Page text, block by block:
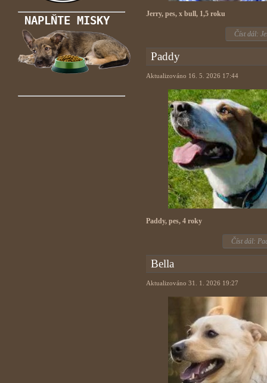
NAPLŇTE MISKY
Jerry, pes, x bull, 1,5 roku
Číst dál:
Paddy
Aktualizováno 16. 5. 2026 17:44
Paddy, pes, 4 roky
Číst dál:
Bella
Aktualizováno 31. 1. 2026 19:27